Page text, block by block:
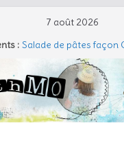
7 août 2026
: Salade de pâtes façon
Travers de porc et
Coudre un gant de
Cherry Cobbler
Taboulé de chou-fleur